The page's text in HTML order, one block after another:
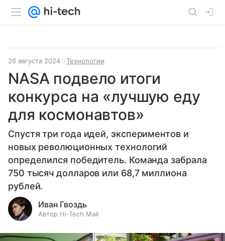
26 августа 2024 Технологии
NASA подвело итоги
конкурса на «лучшую еду
для космонавтов»
Спустя три года идей, экспериментов и
новых революционных технологий
определился победитель. Команда забрала
750 тысяч долларов или 68,7 миллиона
рублей.
Иван Гвоздь
Автор Hi-Tech Mail